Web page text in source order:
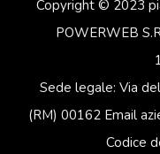
Copyright © 2023
POWERWEB
Sede legale: Via
(RM) 00162 Email
Codice